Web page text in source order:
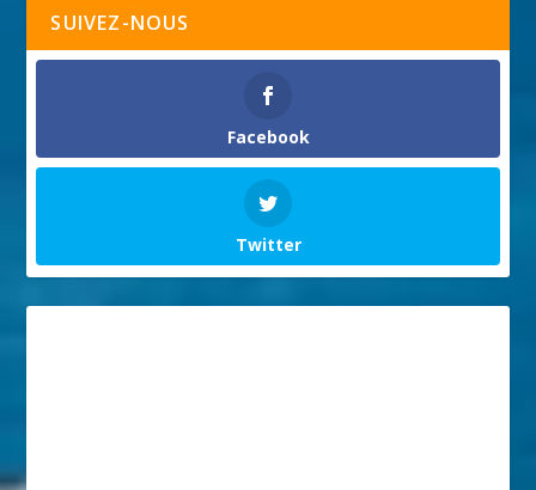
SUIVEZ-NOUS
Facebook
Twitter